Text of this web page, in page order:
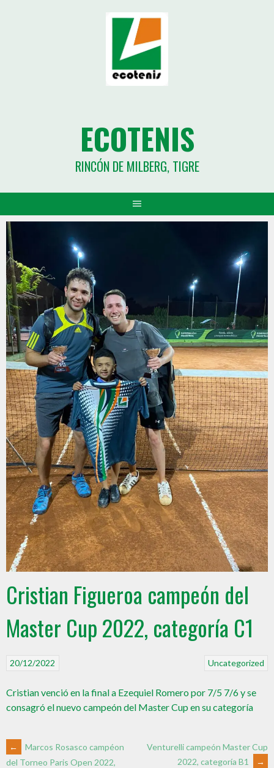
ECOTENIS
RINCÓN DE MILBERG, TIGRE
Cristian Figueroa campeón del
Master Cup 2022, categoría C1
Uncategorized
20/12/2022
Cristian venció en la final a Ezequiel Romero por 7/5 7/6 y se
consagró el nuevo campeón del Master Cup en su categoría
←
Marcos Rosasco campéon
del Torneo Paris Open 2022,
Venturelli campeón Master Cup
2022, categoría B1
→